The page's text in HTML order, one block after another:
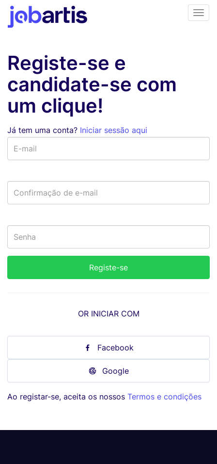
Registe-se e
candidate-se com
um clique!
Já tem uma conta? Iniciar sessão aqui
OR INICIAR COM
Facebook
Google
Ao registar-se, aceita os nossos Termos e condições